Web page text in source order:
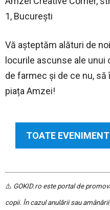
1, București
Vă aşteptăm alături de
locurile ascunse ale unui
de farmec și de ce nu,
piața Amzei!
TOATE
⚠️ GOKID.ro este portal de
copii. În cazul anulării sau